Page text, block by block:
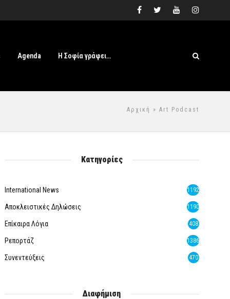
Agenda Η Σοφία γράφει…
Αρχική » Art Podcast
Κατηγορίες
International News 1192
Αποκλειστικές Δηλώσεις 1190
Επίκαιρα Λόγια 408
Ρεπορτάζ 1386
Συνεντεύξεις 470
Διαφήμιση